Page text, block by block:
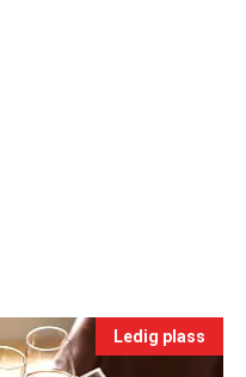
Ledig plass